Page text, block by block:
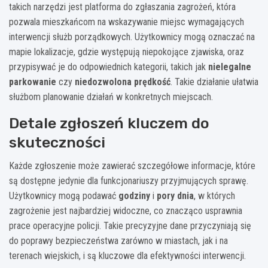
takich narzędzi jest platforma do zgłaszania zagrożeń, która
pozwala mieszkańcom na wskazywanie miejsc wymagających
interwencji służb porządkowych. Użytkownicy mogą oznaczać na
mapie lokalizacje, gdzie występują niepokojące zjawiska, oraz
przypisywać je do odpowiednich kategorii, takich jak nielegalne
parkowanie czy niedozwolona prędkość. Takie działanie ułatwia
służbom planowanie działań w konkretnych miejscach.
Detale zgłoszeń kluczem do
skuteczności
Każde zgłoszenie może zawierać szczegółowe informacje, które
są dostępne jedynie dla funkcjonariuszy przyjmujących sprawę.
Użytkownicy mogą podawać godziny i pory dnia, w których
zagrożenie jest najbardziej widoczne, co znacząco usprawnia
prace operacyjne policji. Takie precyzyjne dane przyczyniają się
do poprawy bezpieczeństwa zarówno w miastach, jak i na
terenach wiejskich, i są kluczowe dla efektywności interwencji.